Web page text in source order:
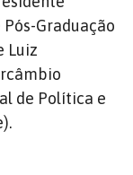
Graduação
Luiz
de Política e